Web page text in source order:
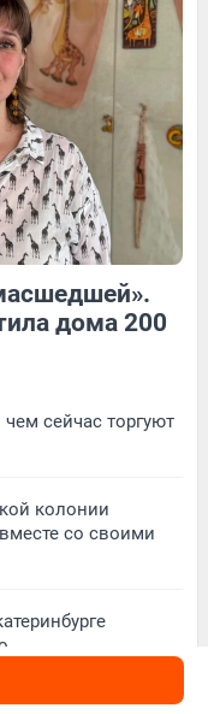
Обсудить
Обсудитьдома 200
сейчас торгуют
колонии
со своими
на самом деле